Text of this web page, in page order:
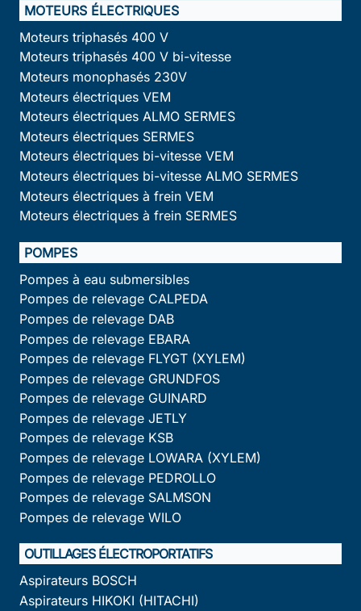
MOTEURS ÉLECTRIQUES
Moteurs triphasés 400 V
Moteurs triphasés 400 V bi-vitesse
Moteurs monophasés 230V
Moteurs électriques VEM
Moteurs électriques ALMO SERMES
Moteurs électriques SERMES
Moteurs électriques bi-vitesse VEM
Moteurs électriques bi-vitesse ALMO SERMES
Moteurs électriques à frein VEM
Moteurs électriques à frein SERMES
POMPES
Pompes à eau submersibles
Pompes de relevage CALPEDA
Pompes de relevage DAB
Pompes de relevage EBARA
Pompes de relevage FLYGT (XYLEM)
Pompes de relevage GRUNDFOS
Pompes de relevage GUINARD
Pompes de relevage JETLY
Pompes de relevage KSB
Pompes de relevage LOWARA (XYLEM)
Pompes de relevage PEDROLLO
Pompes de relevage SALMSON
Pompes de relevage WILO
OUTILLAGES ÉLECTROPORTATIFS
Aspirateurs BOSCH
Aspirateurs HIKOKI (HITACHI)